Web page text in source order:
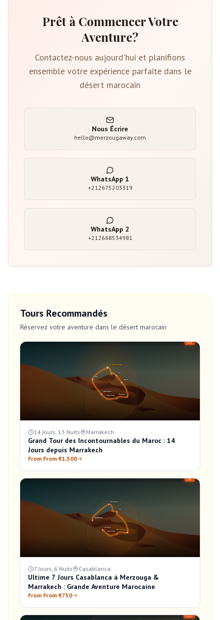
Prêt à Commencer Votre
Aventure?
Contactez-nous aujourd'hui et planifions
ensemble votre expérience parfaite dans le
désert marocain
Nous Écrire
hello@merzougaway.com
WhatsApp 1
+212675203319
WhatsApp 2
+212668534981
Tours Recommandés
Réservez votre aventure dans le désert marocain
14 Jours, 13 Nuits Marrakech
Grand Tour des Incontournables du Maroc : 14
Jours depuis Marrakech
From From €1,500
7 Jours, 6 Nuits Casablanca
Ultime 7 Jours Casablanca à Merzouga &
Marrakech : Grande Aventure Marocaine
From From €750